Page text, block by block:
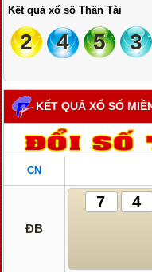
Kết quả xổ số Thần Tài
2 4 5 3
KẾT QUẢ XỔ SỐ
CN
ĐB
7 4